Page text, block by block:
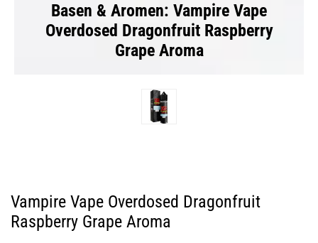
Basen & Aromen: Vampire Vape
Overdosed Dragonfruit Raspberry
Grape Aroma
Vampire Vape Overdosed Dragonfruit
Raspberry Grape Aroma